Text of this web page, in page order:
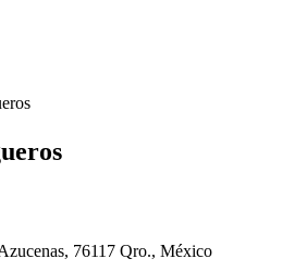
s
s, 76117 Qro., México